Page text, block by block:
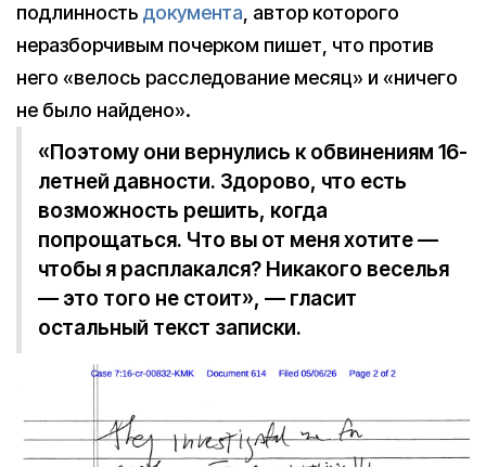
подлинность документа, автор которого
неразборчивым почерком пишет, что против
него «велось расследование месяц» и «ничего
не было найдено».
«Поэтому они вернулись к обвинениям 16-
летней давности. Здорово, что есть
возможность решить, когда
попрощаться. Что вы от меня хотите —
чтобы я расплакался? Никакого веселья
— это того не стоит», — гласит
остальный текст записки.